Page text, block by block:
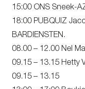
15:00 ONS Sneek-
18:00 PUBQUIZ
BARDIENSTEN.
08.00 – 12.00 Nel
09.15 – 13.15 Hetty
09.15 – 13.15